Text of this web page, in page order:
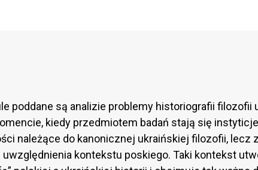
poddane są analizie problemy historiografii filozofii
kiedy przedmiotem badań stają się
należące do kanonicznej ukraińskiej filozofii, lecz
kontekstu poskiego. Taki kontekst